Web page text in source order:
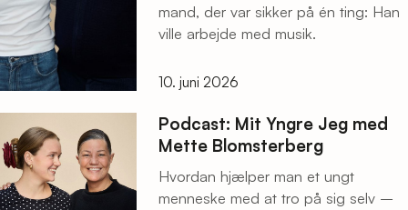
mand, der var sikker på én ting: Han
ville arbejde med musik.
10. juni 2026
Podcast: Mit Yngre Jeg med
Mette Blomsterberg
Hvordan hjælper man et ungt
menneske med at tro på sig selv –